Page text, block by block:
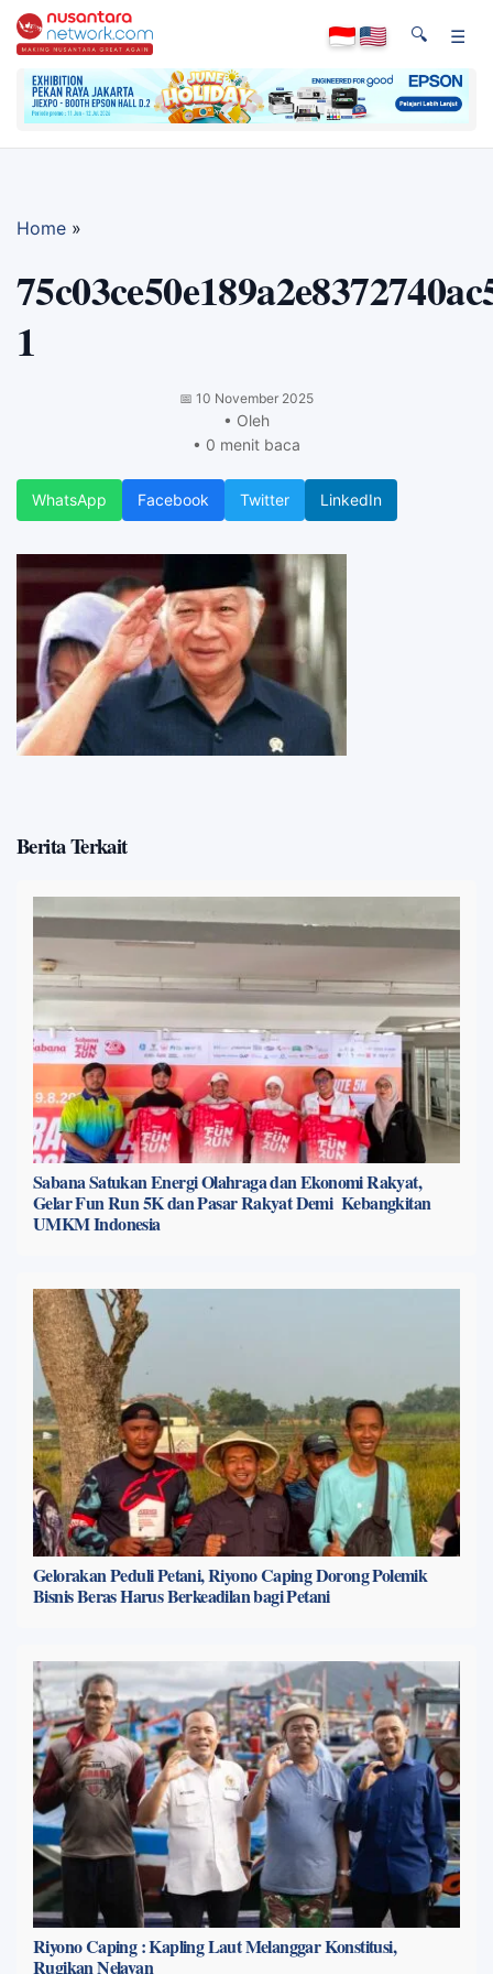
🔍 ☰
Home »
1
📅 10 November 2025
• Oleh
• 0 menit baca
WhatsApp Facebook Twitter LinkedIn
Berita Terkait
Sabana Satukan Energi Olahraga dan Ekonomi Rakyat,
Gelar Fun Run 5K dan Pasar Rakyat Demi Kebangkitan
UMKM Indonesia
Gelorakan Peduli Petani, Riyono Caping Dorong Polemik
Bisnis Beras Harus Berkeadilan bagi Petani
Riyono Caping : Kapling Laut Melanggar Konstitusi,
Rugikan Nelayan